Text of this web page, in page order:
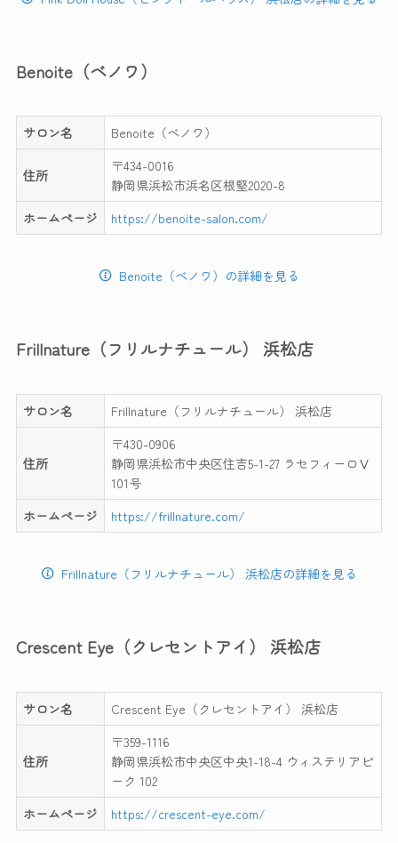
Benoite（ベノワ）
サロン名 Benoite（ベノワ）
住所
〒434-0016
静岡県浜松市浜名区根堅2020-8
ホームページ
https://benoite-salon.com/
Benoite（ベノワ）の詳細を見る
Frillnature（フリルナチュール） 浜松店
サロン名 Frillnature（フリルナチュール） 浜松店
住所
〒430-0906
静岡県浜松市中央区住吉5-1-27 ラセフィーロⅤ
101号
ホームページ
https://frillnature.com/
Frillnature（フリルナチュール） 浜松店の詳細を見る
Crescent Eye（クレセントアイ） 浜松店
サロン名 Crescent Eye（クレセントアイ） 浜松店
住所
〒359-1116
静岡県浜松市中央区中央1-18-4 ウィステリアピ
ーク 102
ホームページ
https://crescent-eye.com/